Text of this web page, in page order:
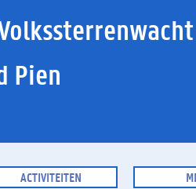
Pien
ACTIVITEITEN